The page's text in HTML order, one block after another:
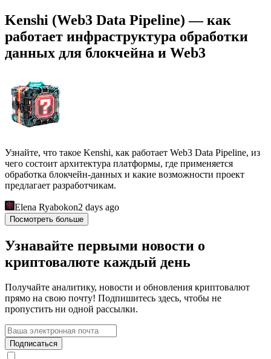
Kenshi (Web3 Data Pipeline) — как
работает инфраструктура обработки
данных для блокчейна и Web3
Узнайте, что такое Kenshi, как работает Web3 Data Pipeline, из
чего состоит архитектура платформы, где применяется
обработка блокчейн-данных и какие возможности проект
предлагает разработчикам.
Elena Ryabokon2 days ago
Посмотреть больше
Узнавайте первыми новости о
криптовалюте каждый день
Получайте аналитику, новости и обновления криптовалют
прямо на свою почту! Подпишитесь здесь, чтобы не
пропустить ни одной рассылки.
Подписаться